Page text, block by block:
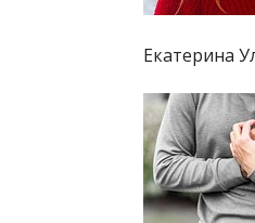
Екатерина